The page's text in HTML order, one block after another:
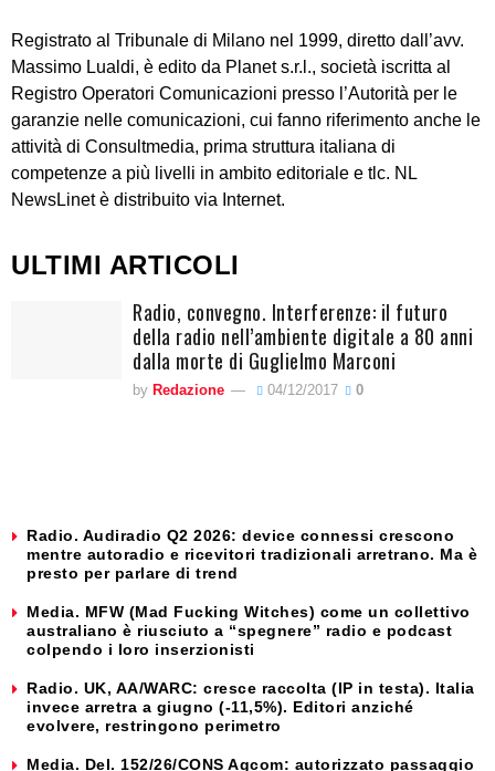
Registrato al Tribunale di Milano nel 1999, diretto dall’avv.
Massimo Lualdi, è edito da Planet s.r.l., società iscritta al
Registro Operatori Comunicazioni presso l’Autorità per le
garanzie nelle comunicazioni, cui fanno riferimento anche le
attività di Consultmedia, prima struttura italiana di
competenze a più livelli in ambito editoriale e tlc. NL
NewsLinet è distribuito via Internet.
ULTIMI ARTICOLI
Radio, convegno. Interferenze: il futuro
della radio nell’ambiente digitale a 80 anni
dalla morte di Guglielmo Marconi
by Redazione 04/12/2017 0
Radio. Audiradio Q2 2026: device connessi crescono
mentre autoradio e ricevitori tradizionali arretrano. Ma è
presto per parlare di trend
Media. MFW (Mad Fucking Witches) come un collettivo
australiano è riusciuto a “spegnere” radio e podcast
colpendo i loro inserzionisti
Radio. UK, AA/WARC: cresce raccolta (IP in testa). Italia
invece arretra a giugno (-11,5%). Editori anziché
evolvere, restringono perimetro
Media. Del. 152/26/CONS Agcom: autorizzato passaggio